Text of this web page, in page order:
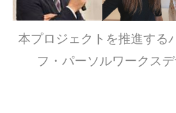
本プロジェクトを推進する
フ・パーソルワークス